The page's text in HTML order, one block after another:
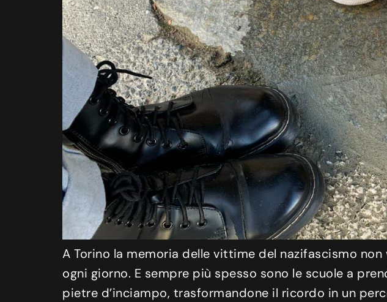
A Torino la memoria delle vittime del nazifascismo
ogni giorno. E sempre più spesso sono le scuole a
pietre d’inciampo, trasformandone il ricordo in un